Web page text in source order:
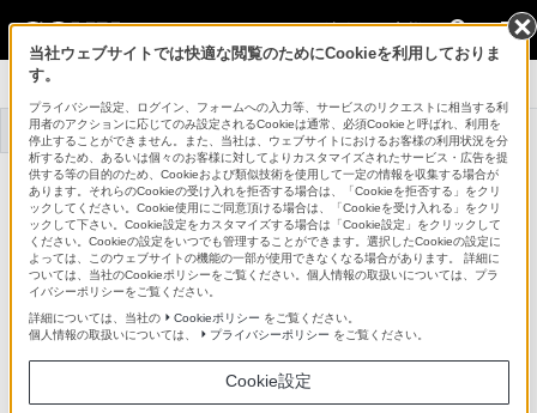
法人のお客様
システムカメラ
トップ 商品一覧 事例一覧
CCFN-JC1
ジョイントアダプター CCFN-JC1
商品の特長
当社ウェブサイトでは快適な閲覧のためにCookieを利用しておりま
す。
プライバシー設定、ログイン、フォームへの入力等、サービスのリクエストに相当する利
用者のアクションに応じてのみ設定されるCookieは通常、必須Cookieと呼ばれ、利用を
停止することができません。また、当社は、ウェブサイトにおけるお客様の利用状況を分
析するため、あるいは個々のお客様に対してよりカスタマイズされたサービス・広告を提
供する等の目的のため、Cookieおよび類似技術を使用して一定の情報を収集する場合が
あります。それらのCookieの受け入れを拒否する場合は、「Cookieを拒否する」をクリ
ックしてください。Cookie使用にご同意頂ける場合は、「Cookieを受け入れる」をクリ
ックして下さい。Cookie設定をカスタマイズする場合は「Cookie設定」をクリックして
ください。Cookieの設定をいつでも管理することができます。選択したCookieの設定に
よっては、このウェブサイトの機能の一部が使用できなくなる場合があります。 詳細に
ついては、当社のCookieポリシーをご覧ください。個人情報の取扱いについては、プラ
イバシーポリシーをご覧ください。
詳細については、当社の
Cookieポリシー をご覧ください。
個人情報の取扱いについては、
プライバシーポリシー をご覧ください。
Cookie設定